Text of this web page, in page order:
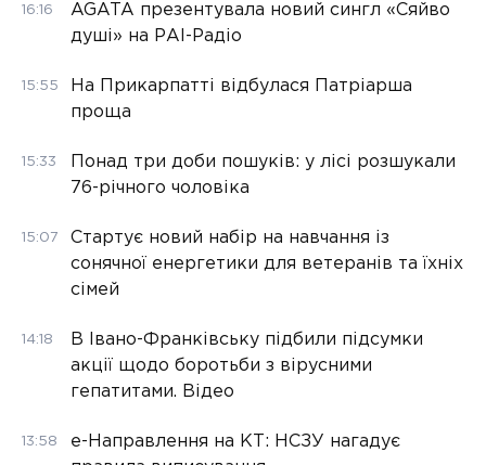
16:16
AGATA презентувала новий сингл «Сяйво
душі» на РАІ-Радіо
15:55
На Прикарпатті відбулася Патріарша
проща
15:33
Понад три доби пошуків: у лісі розшукали
76-річного чоловіка
15:07
Стартує новий набір на навчання із
сонячної енергетики для ветеранів та їхніх
сімей
14:18
В Івано-Франківську підбили підсумки
акції щодо боротьби з вірусними
гепатитами. Відео
13:58
е-Направлення на КТ: НСЗУ нагадує